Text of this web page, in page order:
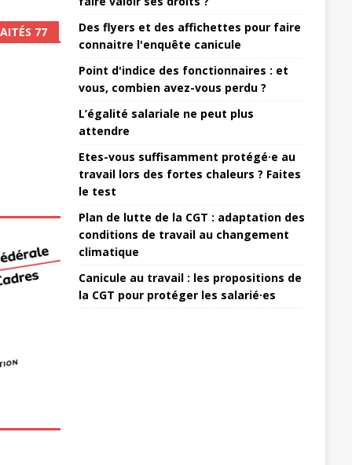
77
Des flyers et des affichettes pour faire
connaitre l'enquête canicule
Point d'indice des fonctionnaires : et
vous, combien avez-vous perdu ?
L’égalité salariale ne peut plus
attendre
Etes-vous suffisamment protégé·e au
travail lors des fortes chaleurs ? Faites
le test
Plan de lutte de la CGT : adaptation des
conditions de travail au changement
climatique
Canicule au travail : les propositions de
la CGT pour protéger les salarié·es